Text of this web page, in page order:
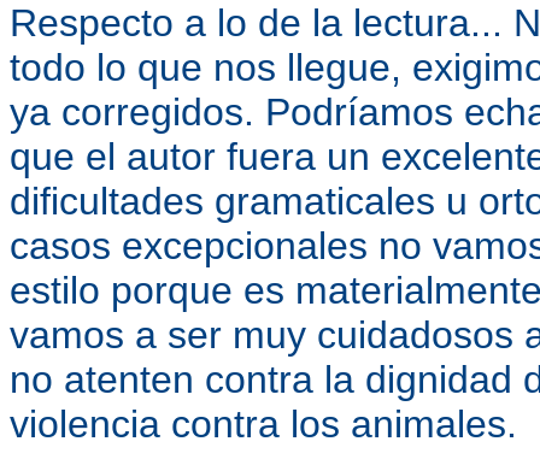
Respecto a lo de la lectura...
todo lo que nos llegue,
ya corregidos. Podríamos
que el autor fuera un
dificultades gramaticales u
casos excepcionales no
estilo porque es
vamos a ser muy cuidadosos
no atenten contra la dignidad
violencia contra los animales.